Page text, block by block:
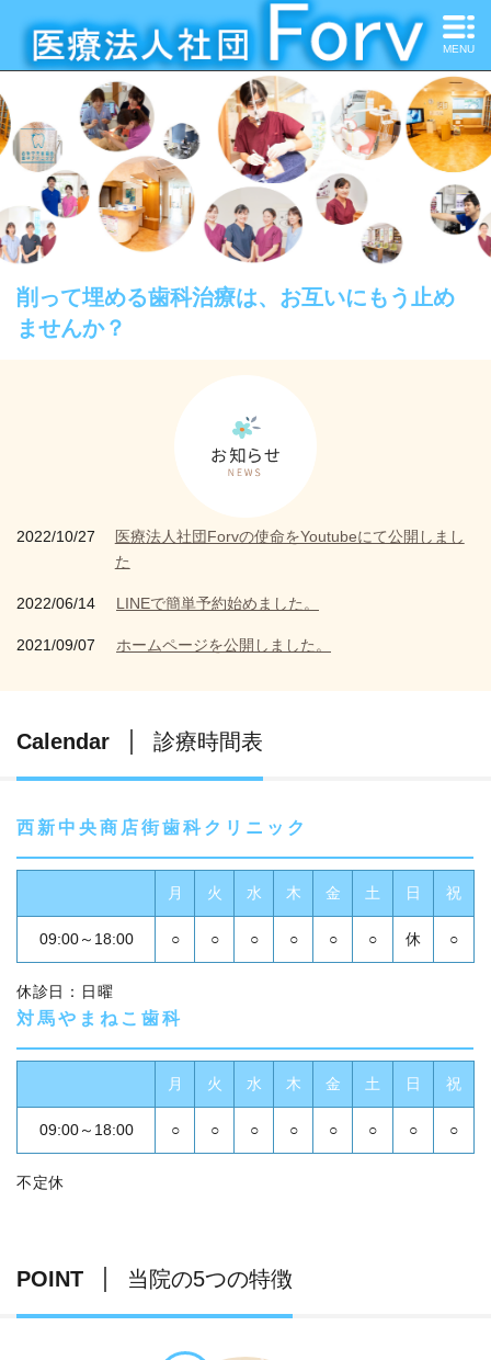
MENU
削って埋める歯科治療は、お互いにもう止め
ませんか？
2022/10/27
医療法人社団Forvの使命をYoutubeにて公開しまし
た
2022/06/14 LINEで簡単予約始めました。
2021/09/07 ホームページを公開しました。
Calendar 診療時間表
西新中央商店街歯科クリニック
月 火 水 木 金 土 日 祝
09:00～18:00 ○ ○ ○ ○ ○ ○ 休 ○
休診日：日曜
対馬やまねこ歯科
月 火 水 木 金 土 日 祝
09:00～18:00 ○ ○ ○ ○ ○ ○ ○ ○
不定休
POINT 当院の5つの特徴